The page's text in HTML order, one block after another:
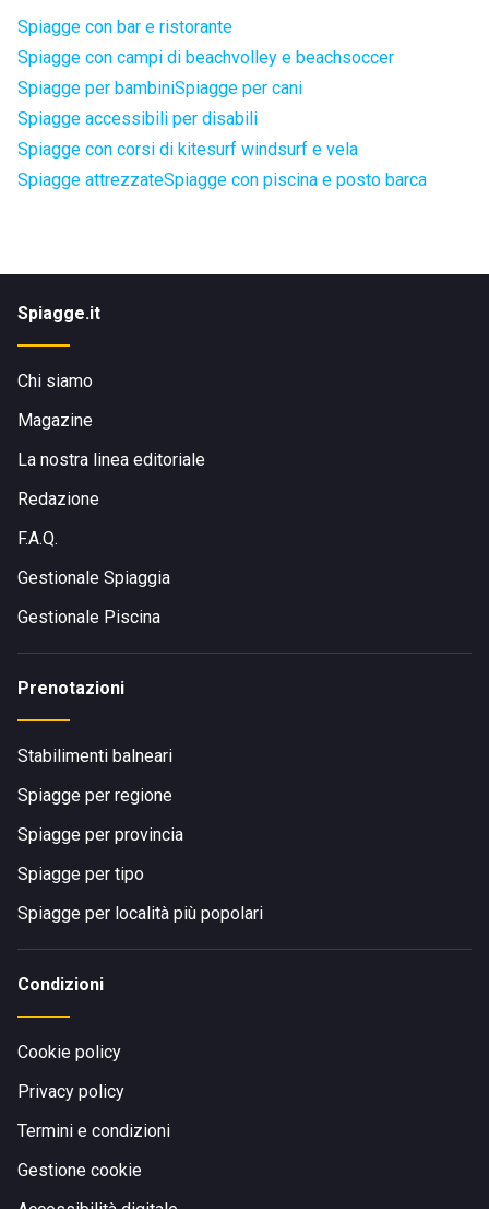
Spiagge con bar e ristorante
Spiagge con campi di beachvolley e beachsoccer
Spiagge per bambiniSpiagge per cani
Spiagge accessibili per disabili
Spiagge con corsi di kitesurf windsurf e vela
Spiagge attrezzateSpiagge con piscina e posto barca
Spiagge.it
Chi siamo
Magazine
La nostra linea editoriale
Redazione
F.A.Q.
Gestionale Spiaggia
Gestionale Piscina
Prenotazioni
Stabilimenti balneari
Spiagge per regione
Spiagge per provincia
Spiagge per tipo
Spiagge per località più popolari
Condizioni
Cookie policy
Privacy policy
Termini e condizioni
Gestione cookie